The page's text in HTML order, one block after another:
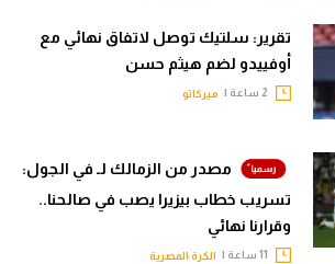
تقرير: سلتيك توصل لاتفاق نهائي مع
أوفييدو لضم هيثم حسن
ميركاتو
مصدر من الزمالك لـ في الجول:
تسريب خطاب بيزيرا يصب في صالحنا..
وقرارنا نهائي
الكرة المصرية